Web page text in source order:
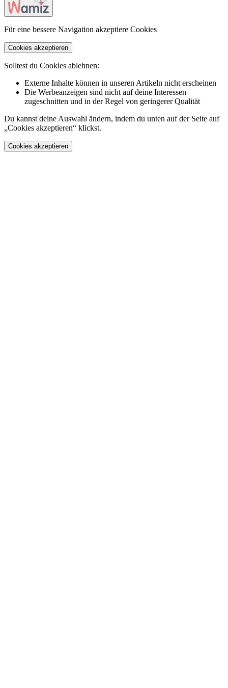
Für eine bessere Navigation akzeptiere Cookies
Cookies akzeptieren
Solltest du Cookies ablehnen:
Externe Inhalte können in unseren Artikeln nicht erscheinen
Die Werbeanzeigen sind nicht auf deine Interessen
zugeschnitten und in der Regel von geringerer Qualität
Du kannst deine Auswahl ändern, indem du unten auf der Seite auf
„Cookies akzeptieren“ klickst.
Cookies akzeptieren